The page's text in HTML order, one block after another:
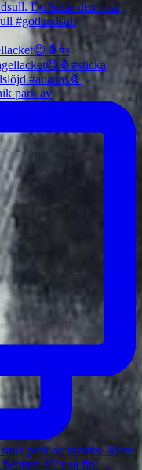
park av